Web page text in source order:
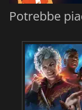
Potrebbe